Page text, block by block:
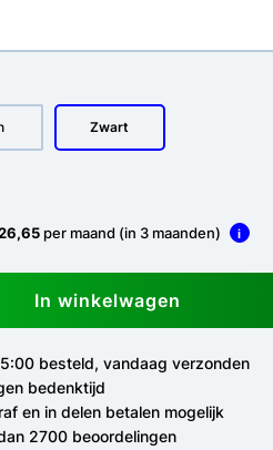
Zwart
per maand (in 3 maanden) i
In winkelwagen
besteld, vandaag verzonden
bedenktijd
en in delen betalen mogelijk
2700 beoordelingen